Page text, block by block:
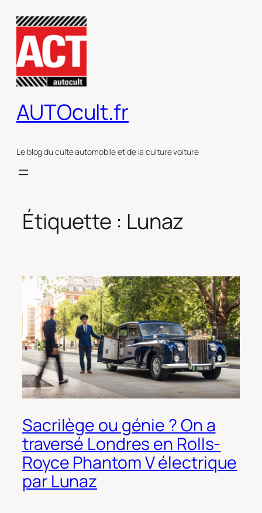
contenu
AUTOcult.fr
Le blog du culte automobile et de la culture voiture
Étiquette : Lunaz
Sacrilège ou génie ? On a
traversé Londres en Rolls-
Royce Phantom V électrique
par Lunaz